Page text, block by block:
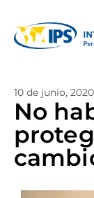
10 de junio, 2020
No